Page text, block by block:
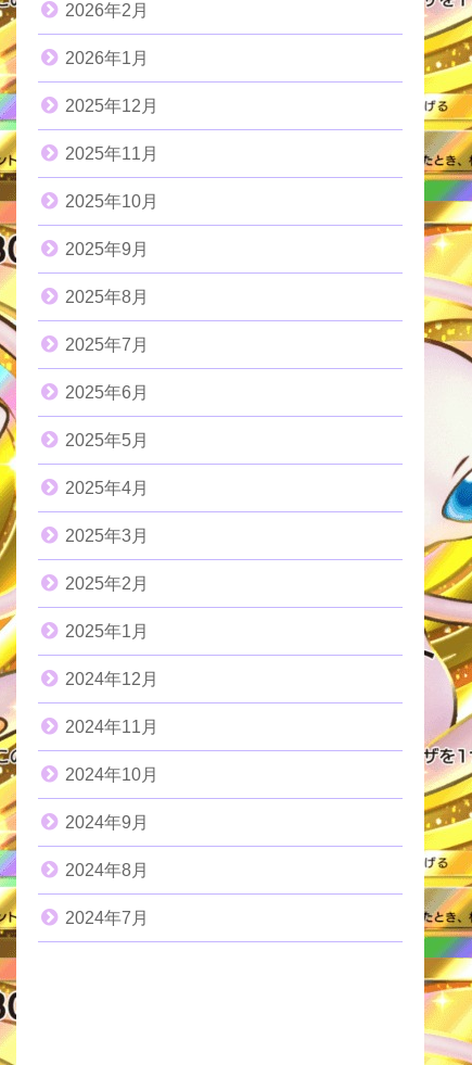
2026年2月
2026年1月
2025年12月
2025年11月
2025年10月
2025年9月
2025年8月
2025年7月
2025年6月
2025年5月
2025年4月
2025年3月
2025年2月
2025年1月
2024年12月
2024年11月
2024年10月
2024年9月
2024年8月
2024年7月